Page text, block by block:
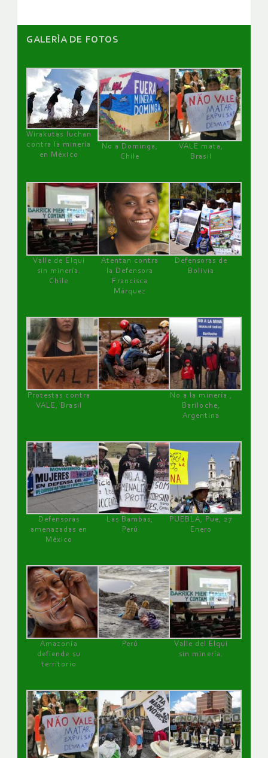
GALERÌA DE FOTOS
Wirakutas luchan
contra la minería
en México
No a Dominga,
Chile
VALE mata,
Brasil
Valle de Elqui
sin minería.
Chile
Atentan contra
la Defensora
Francisca
Márquez
Defensoras de
Bolivia
Protestas contra
VALE, Brasil
No a la minería ,
Bariloche,
Argentina
Defensoras
amenazadas en
México
Las Bambas,
Perú
PUEBLA, Pue, 27
Enero
Amazonía
defiende su
territorio
Perú
Valle del Elqui
sin minería.